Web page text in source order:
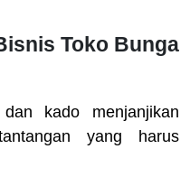
Toko Bunga
kado menjanjikan
yang harus